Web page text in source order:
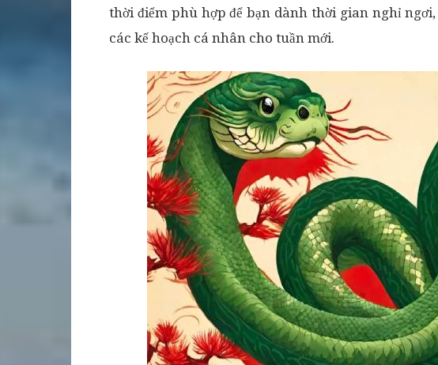
thời điểm phù hợp để bạn dành thời gian nghỉ
các kế hoạch cá nhân cho tuần mới.